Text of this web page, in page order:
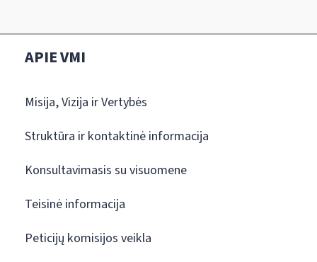
APIE VMI
Misija, Vizija ir Vertybės
Struktūra ir kontaktinė informacija
Konsultavimasis su visuomene
Teisinė informacija
Peticijų komisijos veikla